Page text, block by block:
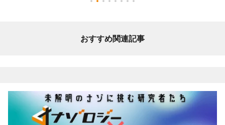
おすすめ関連記事